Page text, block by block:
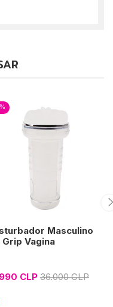
Masculino
Grip Vagina
CLP 36.000 CLP